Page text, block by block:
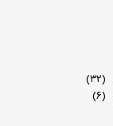
(۳۲)
(۶)